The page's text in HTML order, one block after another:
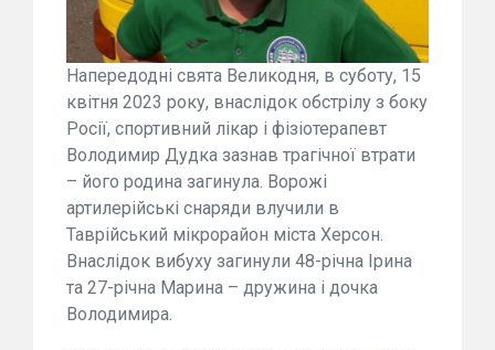
Напередодні свята Великодня, в суботу, 15
квітня 2023 року, внаслідок обстрілу з боку
Росії, спортивний лікар і фізіотерапевт
Володимир Дудка зазнав трагічної втрати
– його родина загинула. Ворожі
артилерійські снаряди влучили в
Таврійський мікрорайон міста Херсон.
Внаслідок вибуху загинули 48-річна Ірина
та 27-річна Марина – дружина і дочка
Володимира.